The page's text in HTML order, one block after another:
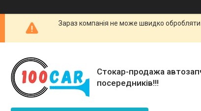
Зараз компанія не може швидко обробляти
Стокар-продажа
посередників!!!